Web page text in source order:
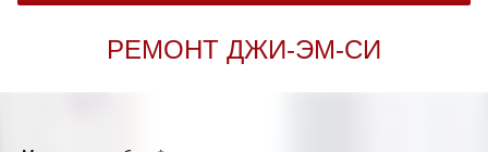
РЕМОНТ ДЖИ-ЭМ-СИ